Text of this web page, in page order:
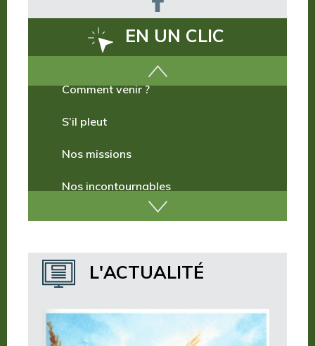
EN UN CLIC
Nos incontournables
Où dormir ?
L'ACTUALITÉ